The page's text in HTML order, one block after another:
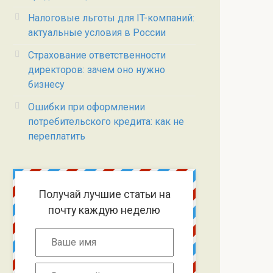
Налоговые льготы для IT-компаний:
актуальные условия в России
Страхование ответственности
директоров: зачем оно нужно
бизнесу
Ошибки при оформлении
потребительского кредита: как не
переплатить
Получай лучшие статьи на
почту каждую неделю